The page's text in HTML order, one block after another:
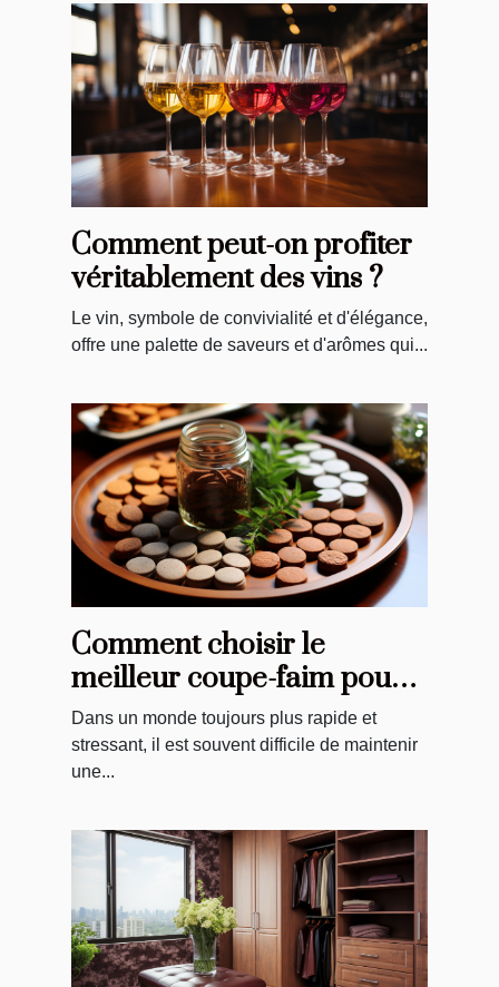
Comment peut-on profiter
véritablement des vins ?
Le vin, symbole de convivialité et d'élégance,
offre une palette de saveurs et d'arômes qui...
Comment choisir le
meilleur coupe-faim pour
vos besoins spécifiques
Dans un monde toujours plus rapide et
stressant, il est souvent difficile de maintenir
une...